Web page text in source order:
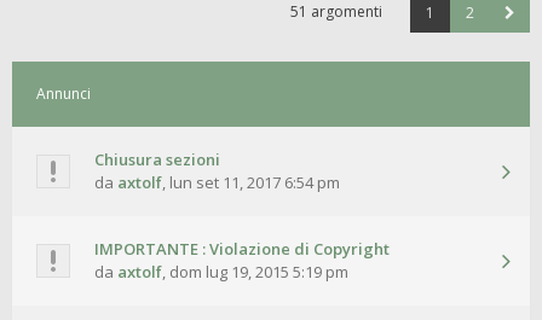
51 argomenti 1 2
Annunci
Chiusura sezioni
da axtolf, lun set 11, 2017 6:54 pm
IMPORTANTE : Violazione di Copyright
da axtolf, dom lug 19, 2015 5:19 pm